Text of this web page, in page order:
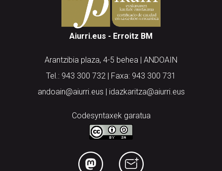
Aiurri.eus - Erroitz BM
Arantzibia plaza, 4-5 behea | ANDOAIN
Tel.: 943 300 732 | Faxa: 943 300 731
andoain@aiurri.eus | idazkaritza@aiurri.eus
Codesyntaxek garatua